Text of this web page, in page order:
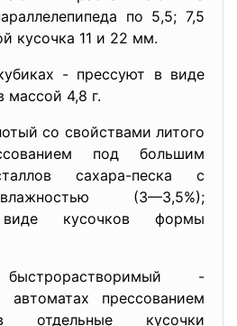
по 5,5; 7,5
кусочка 11 и 22 мм.
- прессуют в виде
массой 4,8 г.
со свойствами литого
под большим
сахара-песка с
(3—3,5%);
кусочков формы
-
прессованием
отдельные кусочки